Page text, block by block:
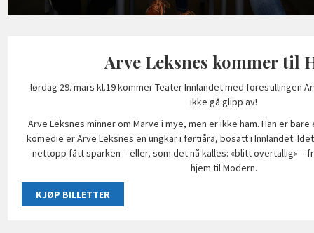
Arve Leksnes kommer til
lørdag 29. mars kl.19 kommer Teater Innlandet med forestillingen
ikke gå glipp av!
Arve Leksnes minner om Marve i mye, men er ikke ham. Han er
komedie er Arve Leksnes en ungkar i førtiåra, bosatt i Innlandet.
nettopp fått sparken – eller, som det nå kalles: «blitt overtallig» –
hjem til Modern.
KJØP BILLETTER